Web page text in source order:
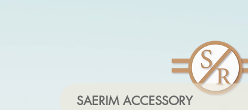
SAERIM ACCESSORY